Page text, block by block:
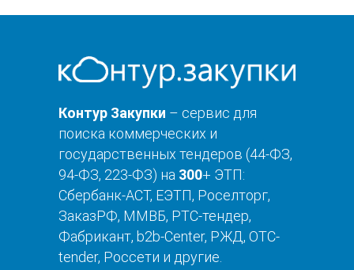
Контур Закупки – сервис для
поиска коммерческих и
государственных тендеров (44-ФЗ,
94-ФЗ, 223-ФЗ) на 300+ ЭТП:
Сбербанк-АСТ, ЕЭТП, Роселторг,
ЗаказРФ, ММВБ, РТС-тендер,
Фабрикант, b2b-Center, РЖД, OTC-
tender, Россети и другие.